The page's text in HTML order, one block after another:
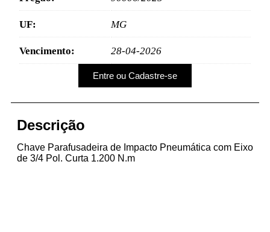
UF: MG
Vencimento: 28-04-2026
Entre ou Cadastre-se
Descrição
Chave Parafusadeira de Impacto Pneumática com Eixo
de 3/4 Pol. Curta 1.200 N.m